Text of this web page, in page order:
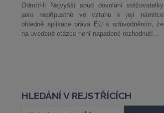
Odmítl-li Nejvyšší soud dovolání stěžovatelky
jako nepřípustné ve vztahu k její námitce
ohledně aplikace práva EU s odůvodněním, že
na uvedené otázce není napadené rozhodnutí...
HLEDÁNÍ V REJSTŘÍCÍCH